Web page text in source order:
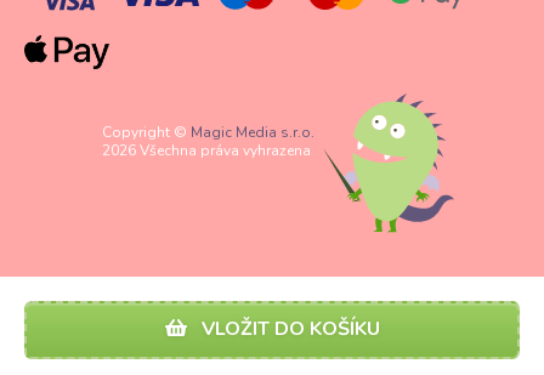
VLOŽIT DO KOŠÍKU
Copyright © Magic Media s.r.o.
2026 Všechna práva vyhrazena
Spravovat nastavení Cookies